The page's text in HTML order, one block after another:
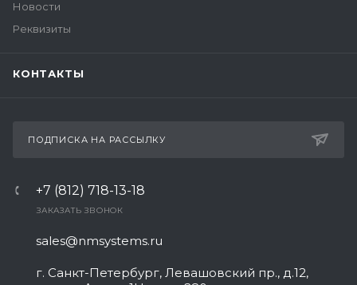
Новости
Реквизиты
КОНТАКТЫ
ПОДПИСКА НА РАССЫЛКУ
+7 (812) 718-13-18
ЗАКАЗАТЬ ЗВОНОК
sales@nmsystems.ru
г. Санкт-Петербург, Левашовский пр., д.12,